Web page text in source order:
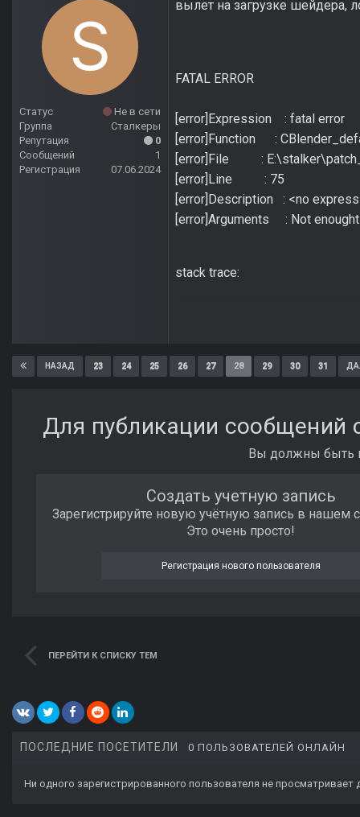
Статус
Не в сети
Группа
Сталкеры
Репутация
0
Сообщений
1
Регистрация
07.06.2024
вылет на загрузке шейдера,
FATAL ERROR
[error]Expression : fatal error
[error]Function :
[error]File :
[error]Line : 75
[error]Description : <no
[error]Arguments : Not
stack trace:
НАЗАД 23 24 25 26 27 28 29 30 31
Для публикации сообщений
Вы должны быть
Создать учетную запись
Зарегистрируйте новую учётную запись в нашем
Это очень просто!
Регистрация нового пользователя
ПЕРЕЙТИ К СПИСКУ ТЕМ
ПОСЛЕДНИЕ ПОСЕТИТЕЛИ 0 ПОЛЬЗОВАТЕЛЕЙ ОНЛАЙН
Ни одного зарегистрированного пользователя не просматривает